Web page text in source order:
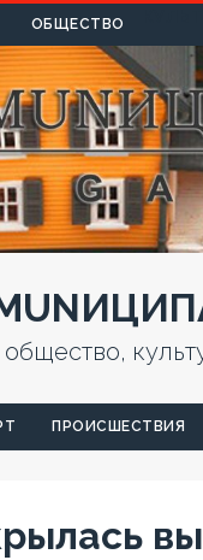
ОБЩЕСТВО
общество,
ПРОИСШЕСТВИЯ